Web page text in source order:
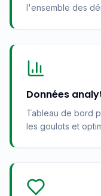
l'ensemble des
Données
Tableau de bord
les goulots et